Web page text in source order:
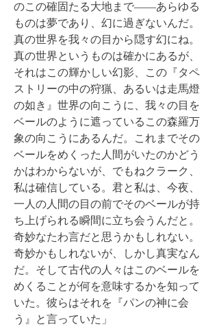
のこの確固たる大地まで――あらゆる
ものは夢であり、幻に過ぎないんだ。
真の世界を我々の目から隠す幻にね。
真の世界というものは確かにあるが、
それはこの輝かしい幻影、この『タペ
ストリーの中の狩猟、あるいは走馬燈
の如き』世界の向こうに、我々の目を
ベールのように遮っているこの森羅万
象の向こうにあるんだ。これまでその
ベールをめくった人間がいたのかどう
かはわからないが、でもねクラーク、
私は確信している。君と私は、今夜、
一人の人間の目の前でそのベールが持
ち上げられる瞬間に立ち会うんだと。
奇妙なたわ言だと思うかもしれない。
奇妙かもしれないが、しかし真実なん
だ。そして古代の人々はこのベールを
めくることが何を意味するかを知って
いた。彼らはそれを『パンの神に会
う』と言っていた」